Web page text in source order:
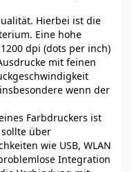
Hierbei ist die
Eine hohe
dpi (dots per inch)
mit feinen
wenn der
Farbdruckers ist
über
wie USB, WLAN
Integration